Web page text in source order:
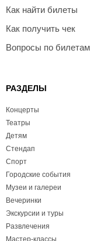
Как найти билеты
Как получить чек
Вопросы по билетам
РАЗДЕЛЫ
Концерты
Театры
Детям
Стендап
Спорт
Городские события
Музеи и галереи
Вечеринки
Экскурсии и туры
Развлечения
Мастер-классы